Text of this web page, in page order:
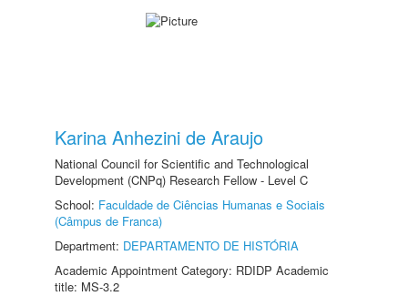
Karina Anhezini de Araujo
National Council for Scientific and Technological
Development (CNPq) Research Fellow - Level C
School: Faculdade de Ciências Humanas e Sociais
(Câmpus de Franca)
Department: DEPARTAMENTO DE HISTÓRIA
Academic Appointment Category: RDIDP Academic
title: MS-3.2